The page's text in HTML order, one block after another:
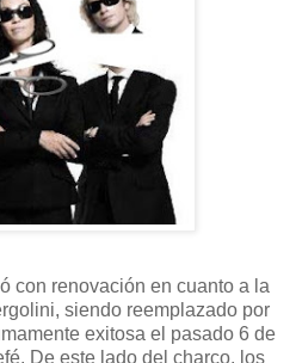
con renovación en cuanto a la
siendo reemplazado por
exitosa el pasado 6 de
De este lado del charco, los